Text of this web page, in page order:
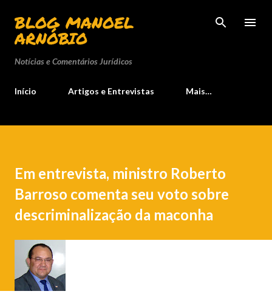
Pular para o conteúdo principal
BLOG MANOEL
ARNÓBIO
Notícias e Comentários Jurídicos
Início Artigos e Entrevistas Mais…
Em entrevista, ministro Roberto
Barroso comenta seu voto sobre
descriminalização da maconha